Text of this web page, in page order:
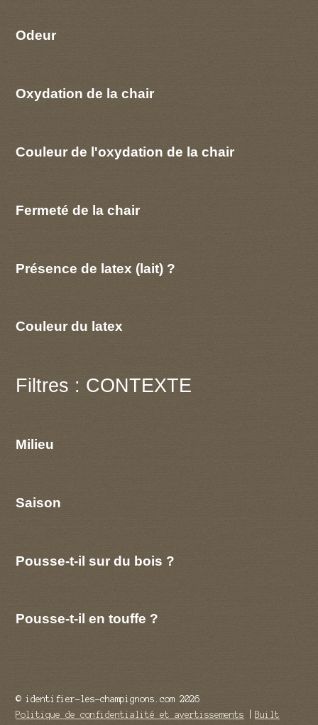
Odeur
Oxydation de la chair
Couleur de l'oxydation de la chair
Fermeté de la chair
Présence de latex (lait) ?
Couleur du latex
Filtres : CONTEXTE
Milieu
Saison
Pousse-t-il sur du bois ?
Pousse-t-il en touffe ?
© identifier-les-champignons.com 2026
Politique de confidentialité et avertissements
Built